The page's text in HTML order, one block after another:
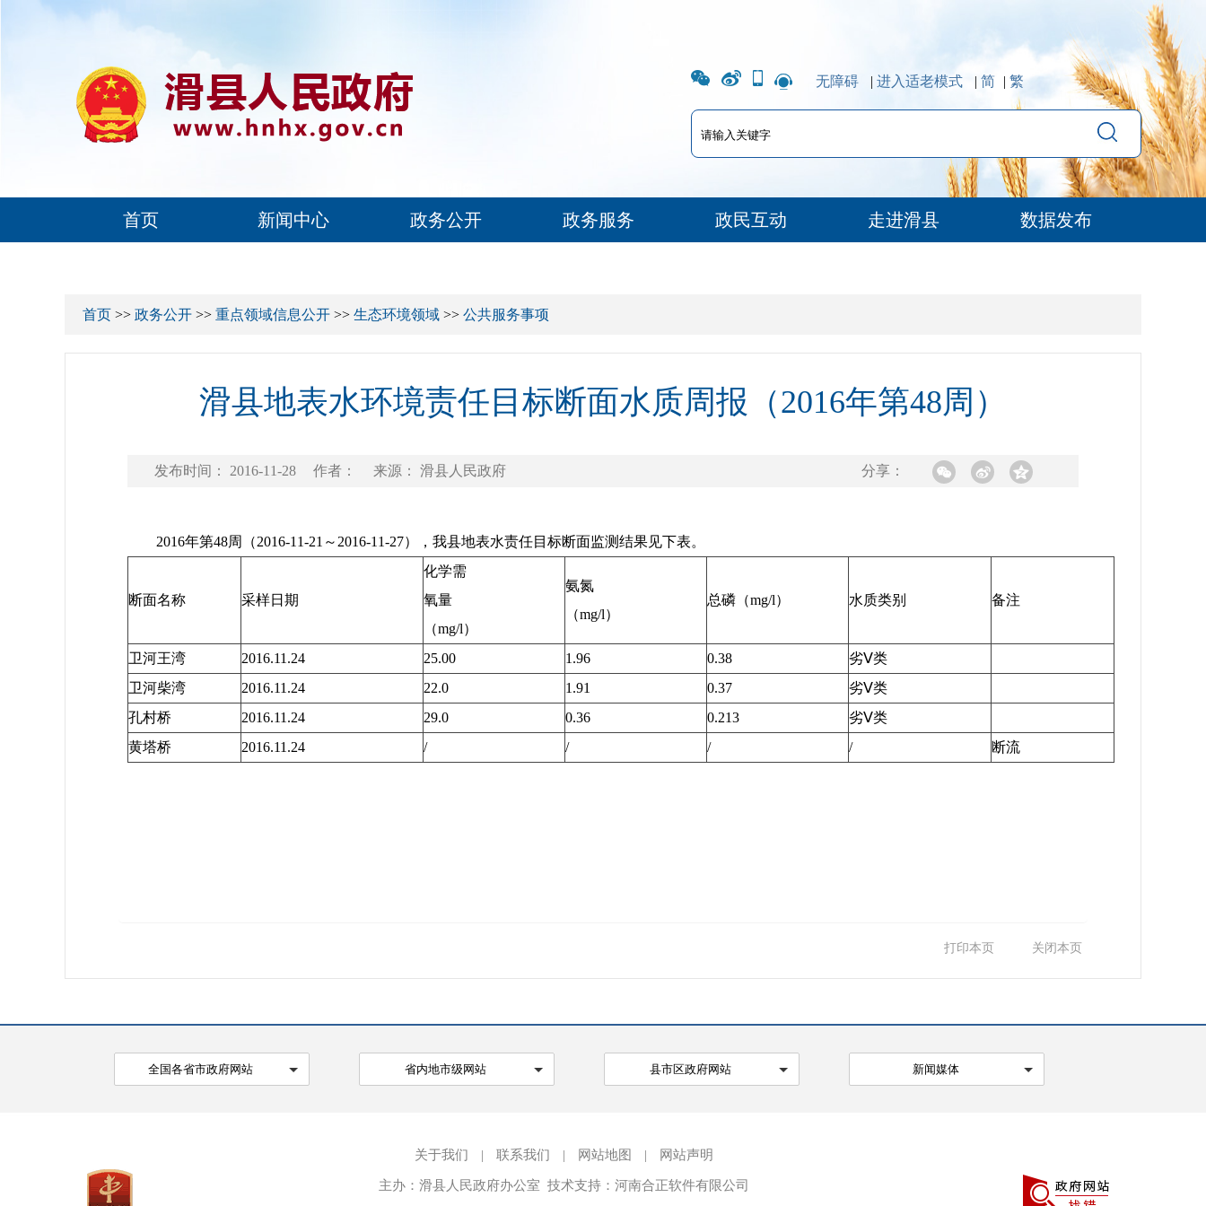
无障碍 | 进入适老模式 | 简 | 繁
首页 新闻中心 政务公开 政务服务 政民互动 走进滑县 数据发布
首页 >> 政务公开 >> 重点领域信息公开 >> 生态环境领域 >> 公共服务事项
滑县地表水环境责任目标断面水质周报（2016年第48周）
发布时间： 2016-11-28 作者： 来源： 滑县人民政府 分享：
2016年第48周（2016-11-21～2016-11-27），我县地表水责任目标断面监测结果见下表。
断面名称 采样日期
化学需
氧量
（mg/l）
氨氮
（mg/l）
总磷（mg/l） 水质类别 备注
卫河王湾 2016.11.24 25.00 1.96 0.38
劣Ⅴ类
卫河柴湾
2016.11.24 22.0 1.91 0.37
劣Ⅴ类
孔村桥
2016.11.24 29.0 0.36 0.213
劣Ⅴ类
黄塔桥
2016.11.24 / / / / 断流
打印本页 关闭本页
全国各省市政府网站 省内地市级网站 县市区政府网站 新闻媒体
关于我们 | 联系我们 | 网站地图 | 网站声明
主办：滑县人民政府办公室 技术支持：河南合正软件有限公司